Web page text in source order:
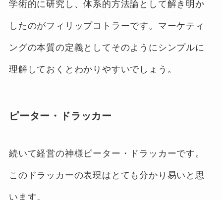
学術的に研究し、体系的方法論として解き明か
したのがフィリップコトラーです。マーケティ
ングの本質の定義としてそのようにシンプルに
理解しておくとわかりやすいでしょう。
ピーター・ドラッカー
続いて経営の神様ピーター・ドラッカーです。
このドラッカーの表現はとても分かり易いと思
います。